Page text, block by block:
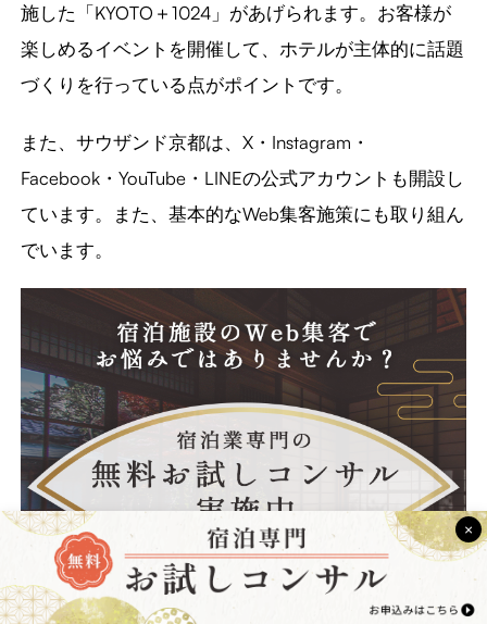
施した「KYOTO＋1024」があげられます。お客様が
楽しめるイベントを開催して、ホテルが主体的に話題
づくりを行っている点がポイントです。
また、サウザンド京都は、X・Instagram・
Facebook・YouTube・LINEの公式アカウントも開設し
ています。また、基本的なWeb集客施策にも取り組ん
でいます。
×